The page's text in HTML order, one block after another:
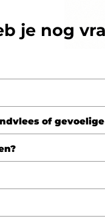
je nog
of